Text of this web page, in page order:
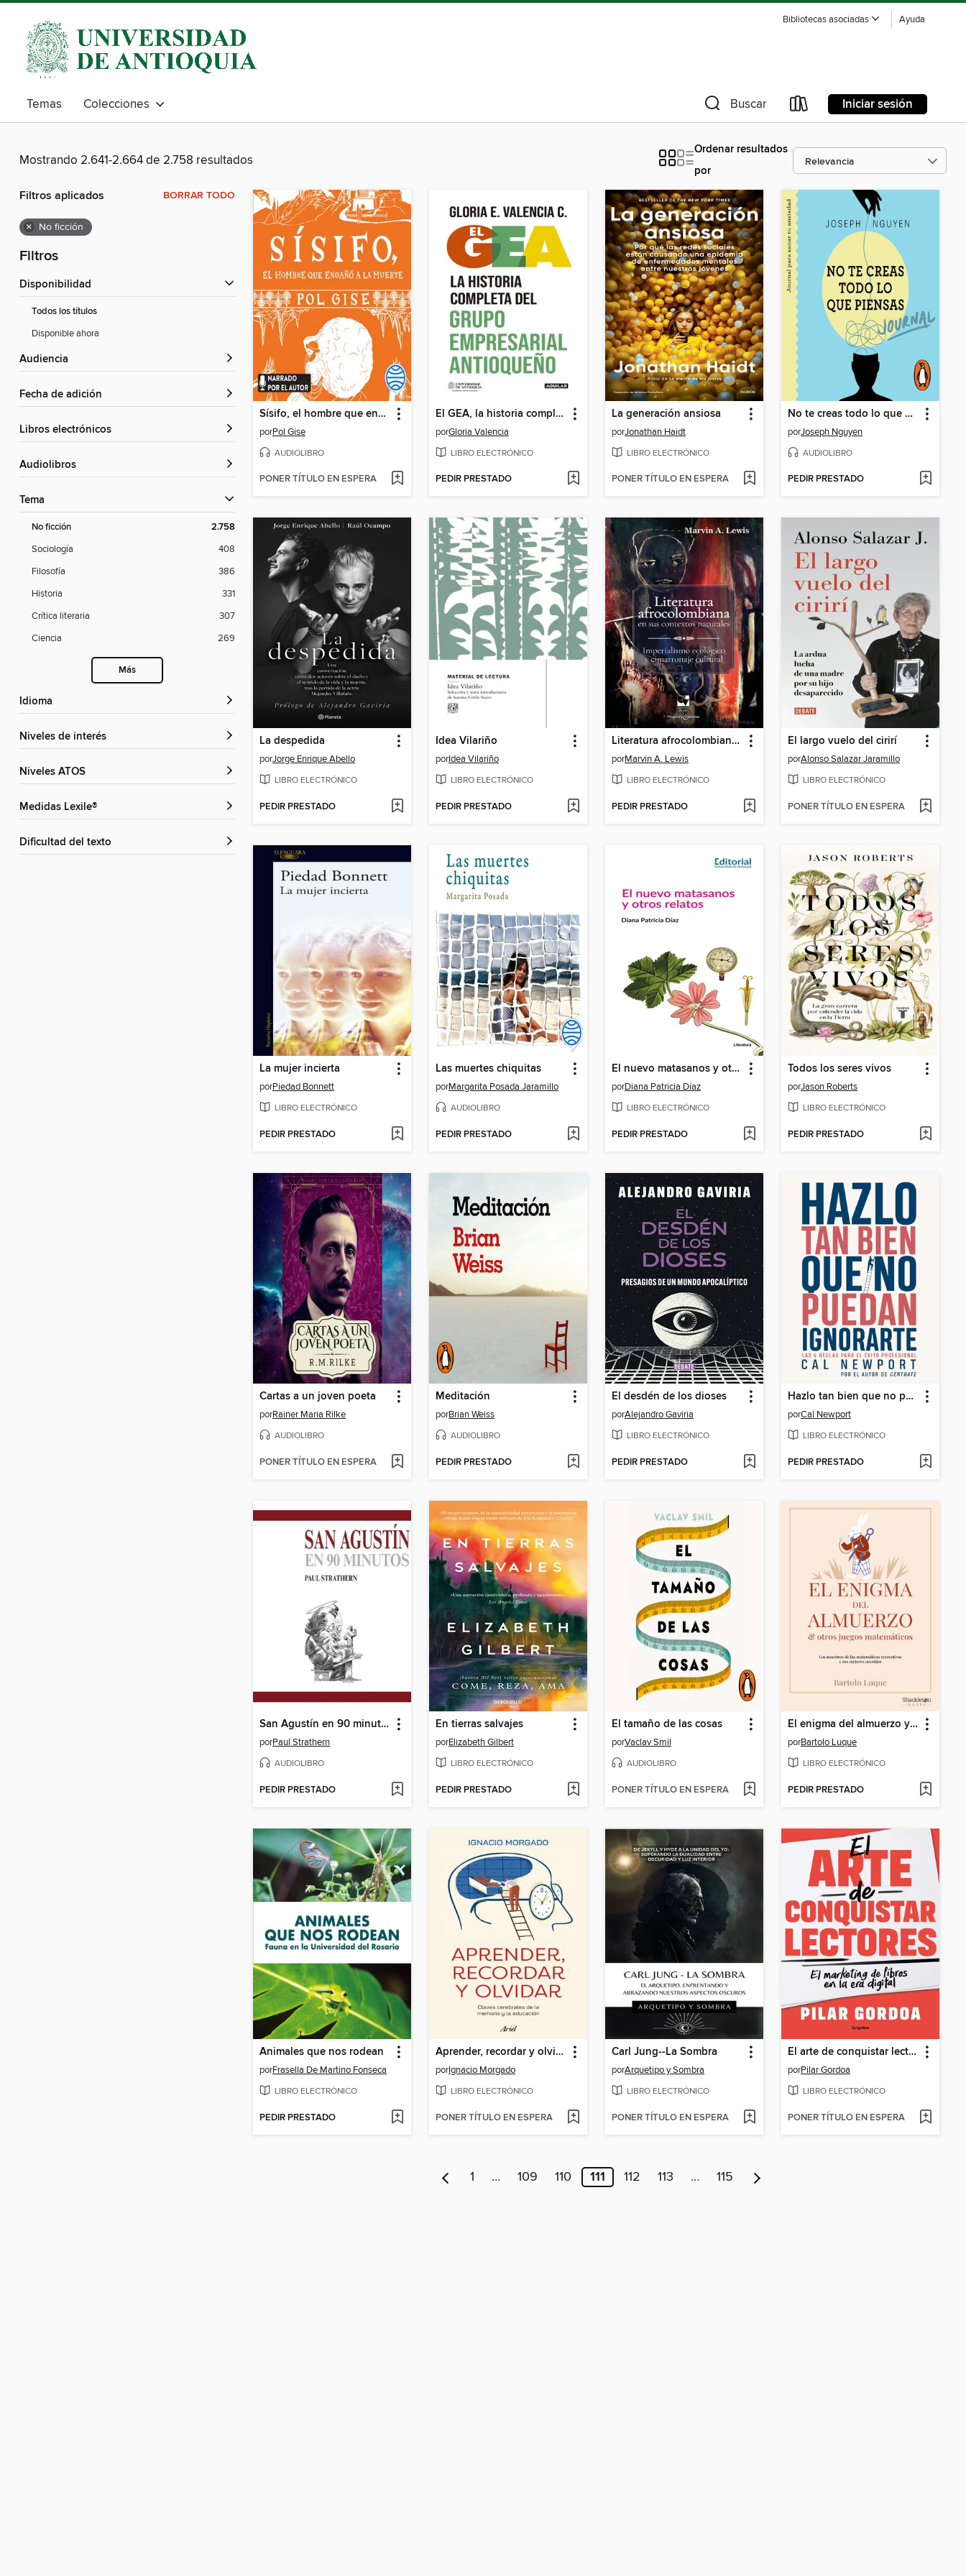
Bibliotecas asociadas Ayuda
Temas Colecciones Buscar Iniciar sesión
Mostrando 2.641-2.664 de 2.758 resultados
Ordenar resultados
por
Filtros aplicados BORRAR TODO
× No ficción
Filtros
Disponibilidad
Todos los títulos
Disponible ahora
Audiencia
Fecha de adición
libros electrónicos
Audiolibros
Tema
No ficción 2.758
Sociología
408
Filosofía
386
Historia
331
Crítica literaria
307
Ciencia
269
Más
Idioma
Niveles de interés
Niveles ATOS
Medidas Lexile®
Dificultad del texto
Sísifo, el hombre que engañó a la muerte
porPol Gise
AUDIOLIBRO
PONER TÍTULO EN ESPERA
El GEA, la historia completa del grupo empresarial antioqueño
porGloria Valencia
LIBRO ELECTRÓNICO
PEDIR PRESTADO
La generación ansiosa
porJonathan Haidt
LIBRO ELECTRÓNICO
PONER TÍTULO EN ESPERA
No te creas todo lo que piensas
porJoseph Nguyen
AUDIOLIBRO
PEDIR PRESTADO
La despedida
porJorge Enrique Abello
LIBRO ELECTRÓNICO
PEDIR PRESTADO
Idea Vilariño
porIdea Vilariño
LIBRO ELECTRÓNICO
PEDIR PRESTADO
Literatura afrocolombiana en sus contextos naturales
porMarvin A. Lewis
LIBRO ELECTRÓNICO
PEDIR PRESTADO
El largo vuelo del cirirí
porAlonso Salazar Jaramillo
LIBRO ELECTRÓNICO
PONER TÍTULO EN ESPERA
La mujer incierta
porPiedad Bonnett
LIBRO ELECTRÓNICO
PEDIR PRESTADO
Las muertes chiquitas
porMargarita Posada Jaramillo
AUDIOLIBRO
PEDIR PRESTADO
El nuevo matasanos y otros relatos
porDiana Patricia Díaz
LIBRO ELECTRÓNICO
PEDIR PRESTADO
Todos los seres vivos
porJason Roberts
LIBRO ELECTRÓNICO
PEDIR PRESTADO
Cartas a un joven poeta
porRainer Maria Rilke
AUDIOLIBRO
PONER TÍTULO EN ESPERA
Meditación
porBrian Weiss
AUDIOLIBRO
PEDIR PRESTADO
El desdén de los dioses
porAlejandro Gaviria
LIBRO ELECTRÓNICO
PEDIR PRESTADO
Hazlo tan bien que no puedan ignorarte
porCal Newport
LIBRO ELECTRÓNICO
PEDIR PRESTADO
San Agustín en 90 minutos
porPaul Strathern
AUDIOLIBRO
PEDIR PRESTADO
En tierras salvajes
porElizabeth Gilbert
LIBRO ELECTRÓNICO
PEDIR PRESTADO
El tamaño de las cosas
porVaclav Smil
AUDIOLIBRO
PONER TÍTULO EN ESPERA
El enigma del almuerzo y otros juegos matemáticos
porBartolo Luque
LIBRO ELECTRÓNICO
PEDIR PRESTADO
Animales que nos rodean
porFrasella De Martino Fonseca
LIBRO ELECTRÓNICO
PEDIR PRESTADO
Aprender, recordar y olvidar
porIgnacio Morgado
LIBRO ELECTRÓNICO
PONER TÍTULO EN ESPERA
Carl Jung--La Sombra
porArquetipo y Sombra
LIBRO ELECTRÓNICO
PONER TÍTULO EN ESPERA
El arte de conquistar lectores
porPilar Gordoa
LIBRO ELECTRÓNICO
PONER TÍTULO EN ESPERA
1 … 109 110 111 112 113 … 115